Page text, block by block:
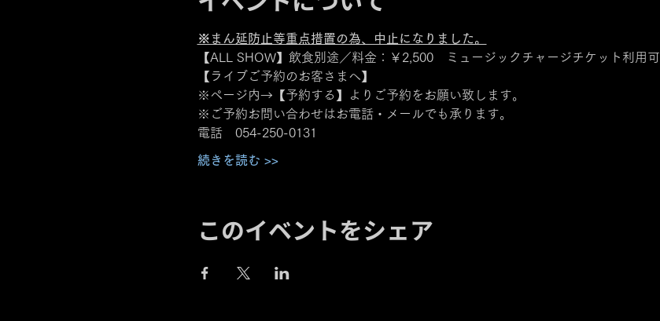
※まん延防止等重点措置の為、中止になりました。
【ALL SHOW】飲食別途／料金：￥2,500　ミュージックチャージチケット利用可
【ライブご予約のお客さまへ】
※ページ内→【予約する】よりご予約をお願い致します。
※ご予約お問い合わせはお電話・メールでも承ります。
電話　054-250-0131
続きを読む >>
このイベントをシェア